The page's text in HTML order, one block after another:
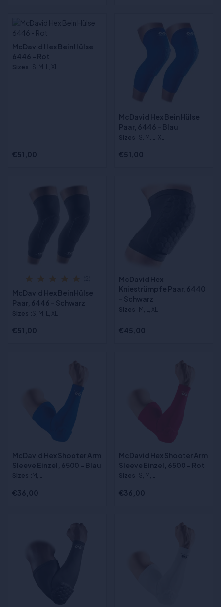
McDavid Hex Bein Hülse
6446 - Rot
Sizes :S, M, L, XL
€51,00
McDavid Hex Bein Hülse
Paar, 6446 - Blau
Sizes :S, M, L, XL
€51,00
McDavid Hex Bein Hülse
Paar, 6446 - Schwarz
Sizes :S, M, L, XL
€51,00
McDavid Hex
Kniestrümpfe Paar, 6440
- Schwarz
Sizes :M, L, XL
€45,00
McDavid Hex Shooter Arm
Sleeve Einzel, 6500 - Blau
Sizes :M, L
€36,00
McDavid Hex Shooter Arm
Sleeve Einzel, 6500 - Rot
Sizes :S, M, L
€36,00